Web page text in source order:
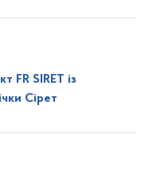
FR SIRET із
Сірет